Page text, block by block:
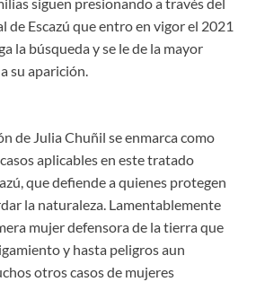
Escazú que entro en vigor el 2021
la búsqueda y se le de la mayor
su aparición.
de Julia Chuñil se enmarca como
aplicables en este tratado
que defiende a quienes protegen
la naturaleza. Lamentablemente
mujer defensora de la tierra que
y hasta peligros aun
otros casos de mujeres